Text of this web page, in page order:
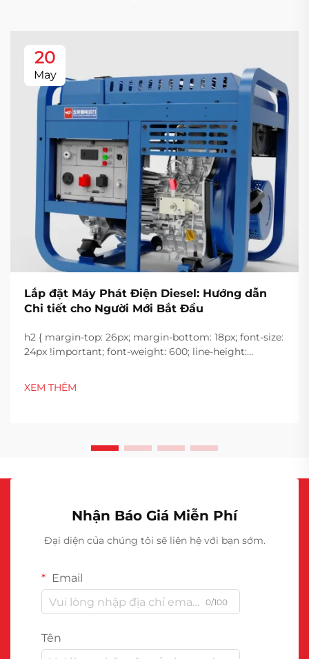
20
May
Lắp đặt Máy Phát Điện Diesel: Hướng dẫn
Chi tiết cho Người Mới Bắt Đầu
h2 { margin-top: 26px; margin-bottom: 18px; font-size:
24px !important; font-weight: 600; line-height:
font-size: 20px !important; font-weight: 600; line-
height: ...}
XEM THÊM
Nhận Báo Giá Miễn Phí
Đại diện của chúng tôi sẽ liên hệ với bạn sớm.
Email
0/100
Tên